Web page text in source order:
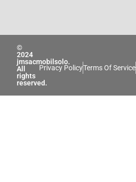
©
2024
jmsacmobilsolo.
All
rights
reserved.
Privacy PolicyTerms Of Service